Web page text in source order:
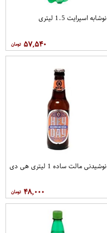
نوشابه اسپرایت 1.5 لیتری
۵۷,۵۴۰
نوشیدنی مالت ساده 1 لیتری هی دی
۴۸,۰۰۰